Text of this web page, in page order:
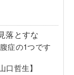
落とすな
症の1つです
哲生】